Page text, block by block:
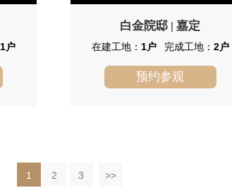
1户
白金院邸
白金院邸 |嘉定
在建工地： 1户 完成工地： 2户
预约参观
1 2 3 >>